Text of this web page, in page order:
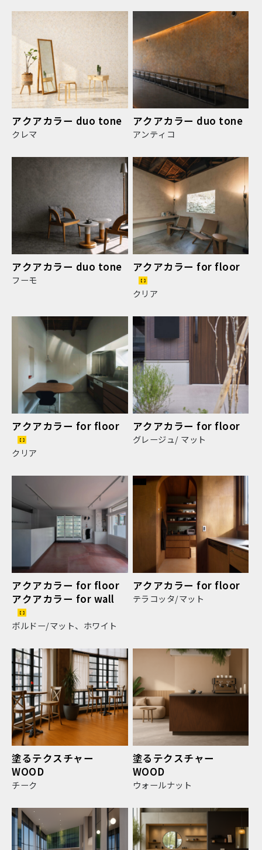
アクアカラー duo tone
クレマ
アクアカラー duo tone
アンティコ
アクアカラー duo tone
フーモ
アクアカラー for floor
クリア
アクアカラー for floor
クリア
アクアカラー for floor
グレージュ/ マット
アクアカラー for floor
アクアカラー for wall
ボルドー/マット、ホワイト
アクアカラー for floor
テラコッタ/マット
塗るテクスチャー
WOOD
チーク
塗るテクスチャー
WOOD
ウォールナット